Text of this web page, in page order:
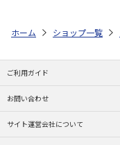
ホーム ショップ一覧
ご利用ガイド
お問い合わせ
サイト運営会社について